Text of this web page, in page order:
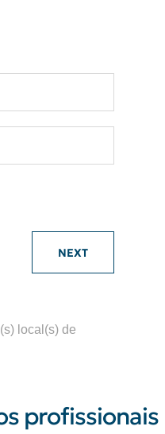
NEXT
local(s) de
profissionais